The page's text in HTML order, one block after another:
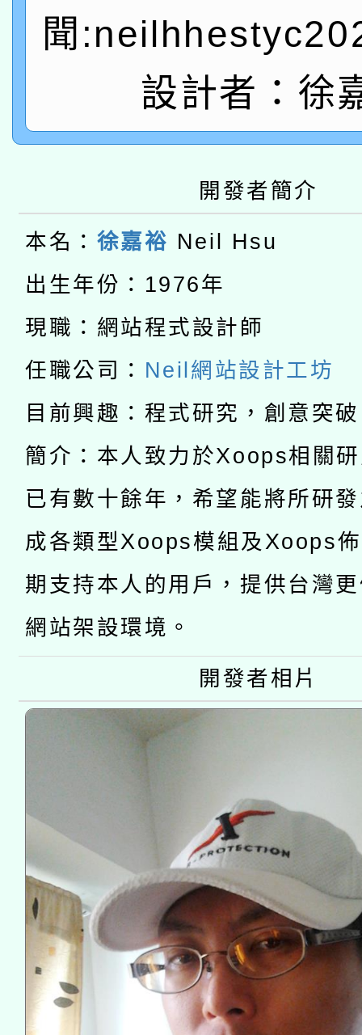
pilot」
有關大陸委員會函釋公
薪期間赴陸應申請許可
轉知經濟部水利署委託
業技術研究院辦理「
用水績優單位及節水達
115年8月22日(星期六
桃園市孔廟祈福系列
開 智慧啟航」
2026年桃園地景藝術
本校115學年度第2次
招甄選結果公告(無人
招)
適應運動共學行動站研
本館辦理115年度閱讀
暨閱讀推動專業研習
礎課程
A3數位素養講師名單
「數位內容與教學軟體
pilot」
有關大陸委員會函釋公
薪期間赴陸應申請許可
轉知經濟部水利署委託
業技術研究院辦理「
用水績優單位及節水達
動」
115年8月22日(星期六
桃園市孔廟祈福系列
開 智慧啟航」
2026年桃園地景藝術
聞
設計者：徐
開發者簡介
本名： 徐嘉裕 Neil Hsu
出生年份：1976年
現職：網站程式設計師
任職公司： Neil網站設計工坊
目前興趣：程式研究，創意突
簡介：本人致力於Xoops相關
已有數十餘年，希望能將所研
成各類型Xoops模組及Xoops
期支持本人的用戶，提供台灣
網站架設環境。
開發者相片